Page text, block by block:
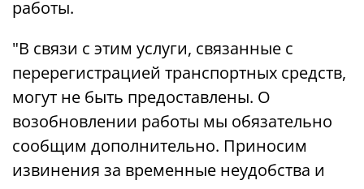
работы.
"В связи с этим услуги, связанные с
перерегистрацией транспортных средств,
могут не быть предоставлены. О
возобновлении работы мы обязательно
сообщим дополнительно. Приносим
извинения за временные неудобства и